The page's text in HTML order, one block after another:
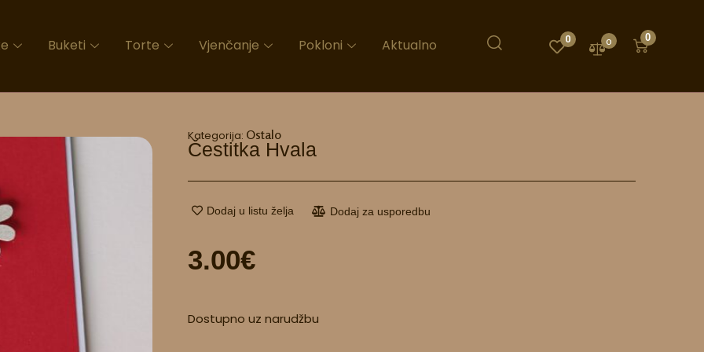
Buketi Torte Vjenčanje Pokloni Aktualno 0 0 0
Kategorija: Ostalo
Čestitka Hvala
Dodaj u listu želja Dodaj za usporedbu
3.00€
Dostupno uz narudžbu
Hvala